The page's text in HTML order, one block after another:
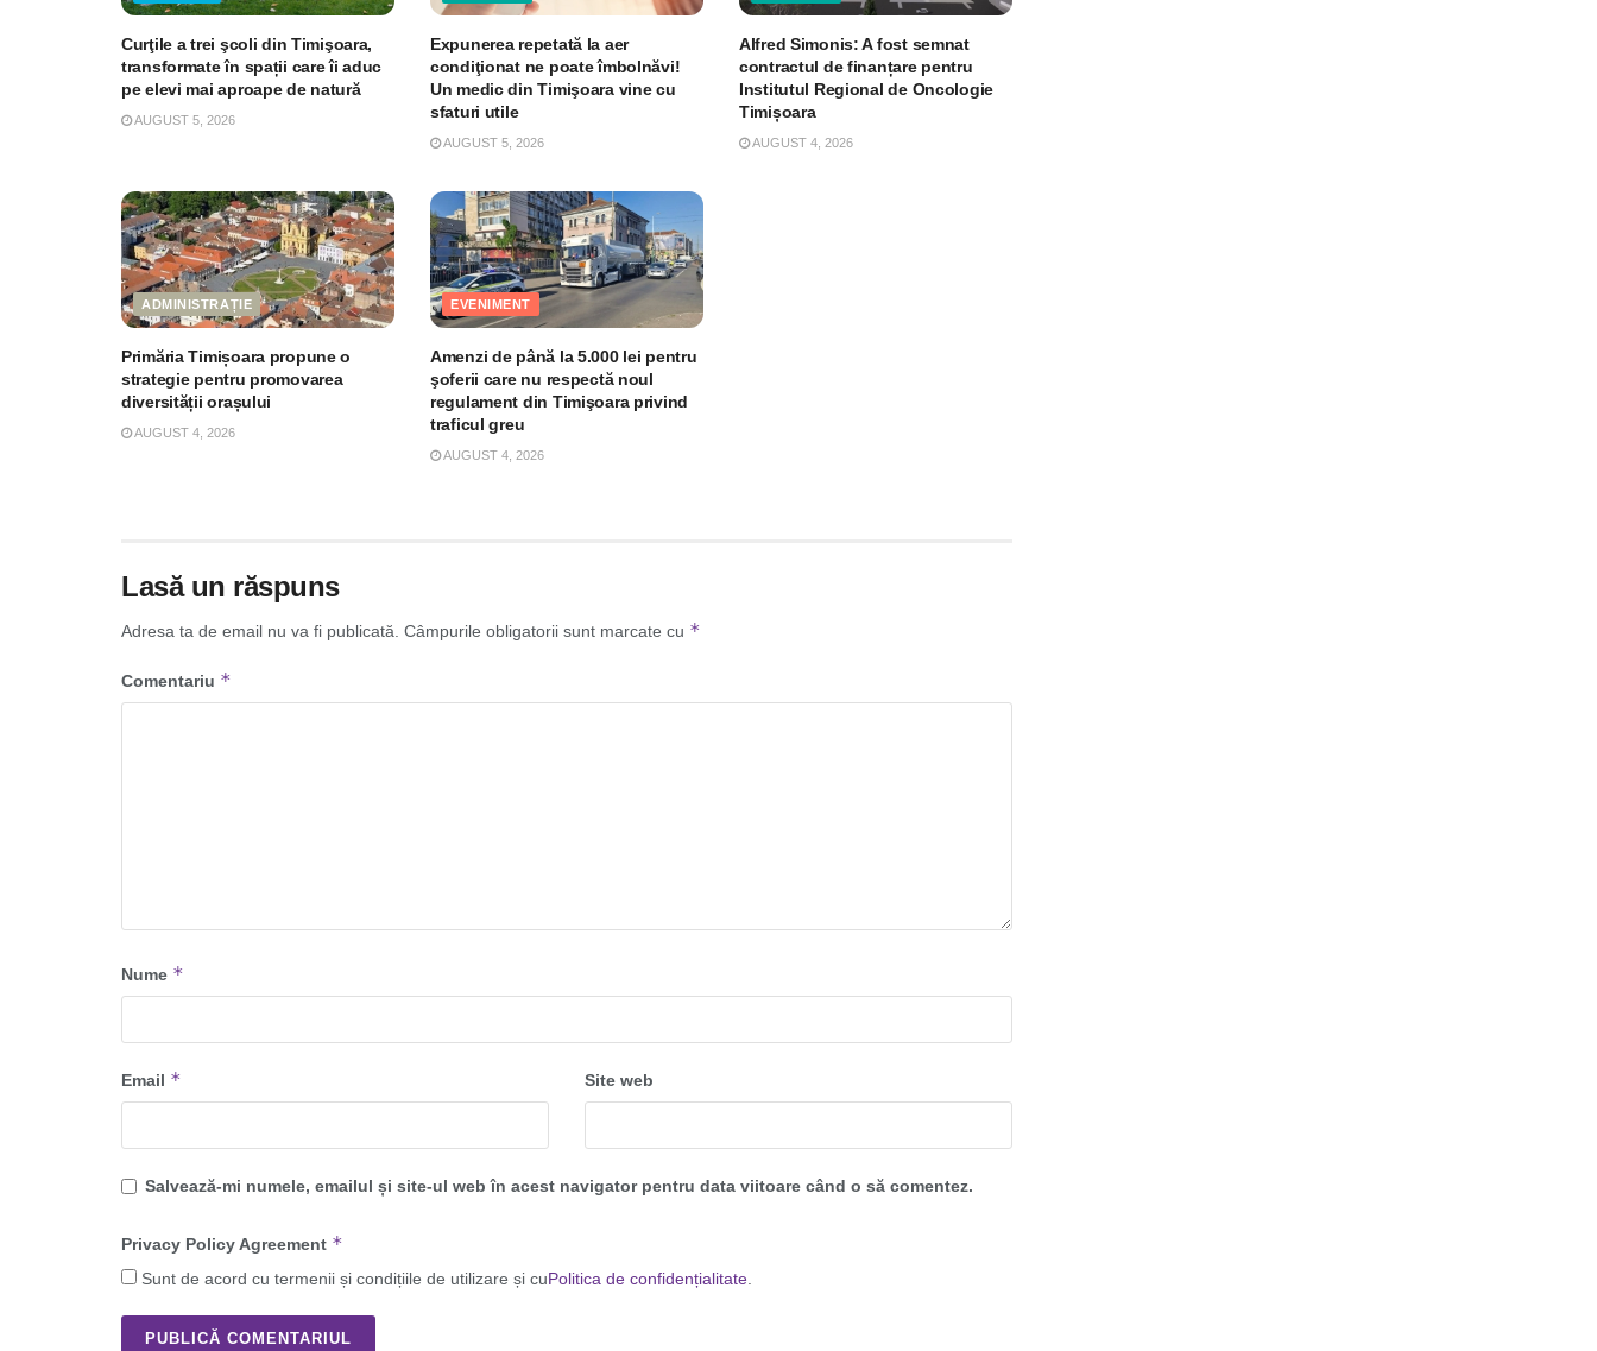
Curţile a trei şcoli din Timişoara,
transformate în spații care îi aduc
pe elevi mai aproape de natură
AUGUST 5, 2026
Expunerea repetată la aer
condiţionat ne poate îmbolnăvi!
Un medic din Timişoara vine cu
sfaturi utile
AUGUST 5, 2026
Alfred Simonis: A fost semnat
contractul de finanțare pentru
Institutul Regional de Oncologie
Timișoara
AUGUST 4, 2026
ADMINISTRAȚIE
Primăria Timișoara propune o
strategie pentru promovarea
diversității orașului
AUGUST 4, 2026
EVENIMENT
Amenzi de până la 5.000 lei pentru
şoferii care nu respectă noul
regulament din Timişoara privind
traficul greu
AUGUST 4, 2026
Lasă un răspuns
Adresa ta de email nu va fi publicată. Câmpurile obligatorii sunt marcate cu *
Comentariu *
Nume *
Email * Site web
Salvează-mi numele, emailul și site-ul web în acest navigator pentru data viitoare când o să comentez.
Privacy Policy Agreement *
Sunt de acord cu termenii și condițiile de utilizare și cuPolitica de confidențialitate